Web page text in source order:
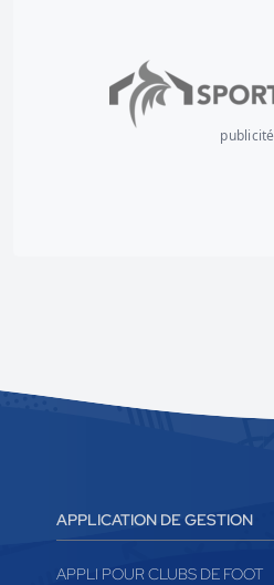
publicité
APPLICATION DE GESTION
APPLI POUR CLUBS DE FOOT